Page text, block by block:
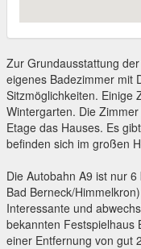
Zur Grundausstattung
eigenes Badezimmer mit
Sitzmöglichkeiten. Einige
Wintergarten. Die
Etage das Hauses. Es
befinden sich im großen
Die Autobahn A9 ist nur
Bad Berneck/Himmelkron)
Interessante und
bekannten Festspielhaus
einer Entfernung von gut